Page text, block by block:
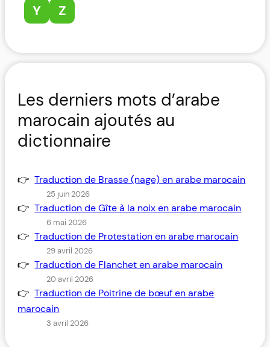
Y
Z
Les derniers mots d’arabe
marocain ajoutés au
dictionnaire
Traduction de Brasse (nage) en arabe marocain
25 juin 2026
Traduction de Gîte à la noix en arabe marocain
6 mai 2026
Traduction de Protestation en arabe marocain
29 avril 2026
Traduction de Flanchet en arabe marocain
20 avril 2026
Traduction de Poitrine de bœuf en arabe
marocain
3 avril 2026